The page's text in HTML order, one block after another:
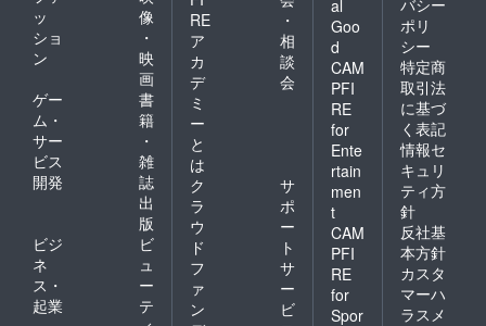
ッ
ショ
ン
像
・
映
画
ゲー
ム・
サー
ビス
開発
書
籍
・
雑
誌
出
版
ビジ
ネ
ス・
起業
ビ
ュ
ー
テ
RE
ア
カ
デ
ミ
ー
と
は
・
相
談
会
ク
ラ
ウ
ド
フ
ァ
ン
サ
ポ
ー
ト
サ
ー
ビ
al
Goo
d
CAM
PFI
RE
for
Ente
rtain
men
t
CAM
PFI
RE
for
Spor
バシー
ポリ
シー
特定商
取引法
に基づ
く表記
情報セ
キュリ
ティ方
針
反社基
本方針
カスタ
マーハ
ラスメ